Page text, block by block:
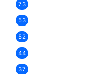
73
53
52
44
37